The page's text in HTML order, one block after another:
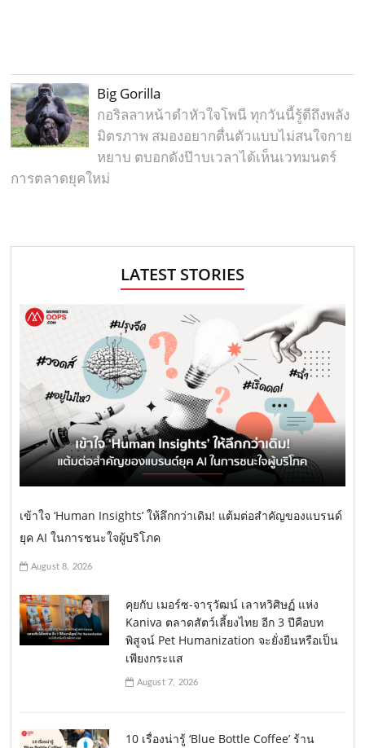
Big Gorilla
กอริลลาหน้าดำหัวใจโพนี ทุกวันนี้รู้ดีถึงพลัง
มิตรภาพ สมองอยากตื่นตัวแบบไม่สนใจกาย
หยาบ ตบอกดังป๊าบเวลาได้เห็นเวทมนตร์
การตลาดยุคใหม่
LATEST STORIES
เข้าใจ ‘Human Insights’ ให้ลึกกว่าเดิม! แต้มต่อสำคัญของแบรนด์
ยุค AI ในการชนะใจผู้บริโภค
August 8, 2026
คุยกับ เมอร์ซ-จารุวัฒน์ เลาหวิศิษฏ์ แห่ง
Kaniva ตลาดสัตว์เลี้ยงไทย อีก 3 ปีคือบท
พิสูจน์ Pet Humanization จะยั่งยืนหรือเป็น
เพียงกระแส
August 7, 2026
10 เรื่องน่ารู้ ‘Blue Bottle Coffee’ ร้าน